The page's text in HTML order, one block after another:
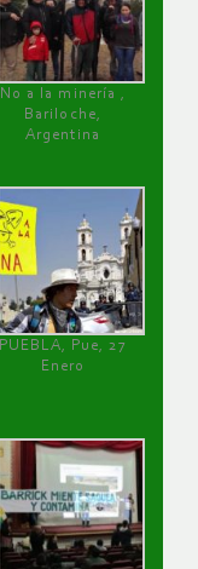
No a la minería ,
Bariloche,
Argentina
PUEBLA, Pue, 27
Enero